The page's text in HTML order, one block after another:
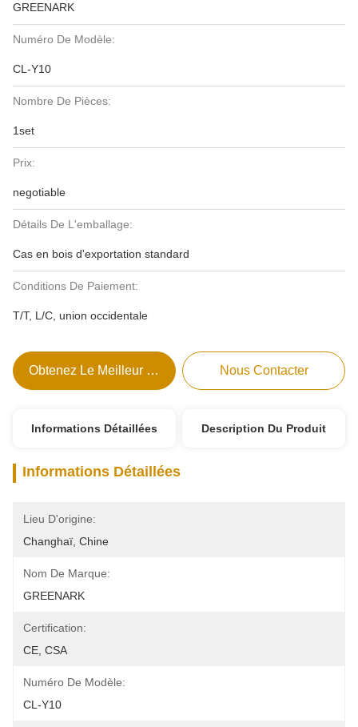
GREENARK
Numéro De Modèle:
CL-Y10
Nombre De Pièces:
1set
Prix:
negotiable
Détails De L'emballage:
Cas en bois d'exportation standard
Conditions De Paiement:
T/T, L/C, union occidentale
Obtenez Le Meilleur Prix Nous Contacter
Informations Détaillées Description Du Produit
Informations Détaillées
Lieu D'origine:
Changhaï, Chine
Nom De Marque:
GREENARK
Certification:
CE, CSA
Numéro De Modèle:
CL-Y10